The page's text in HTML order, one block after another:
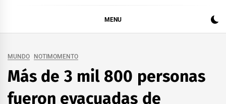
MENU
MUNDO NOTIMOMENTO
Más de 3 mil 800 personas
fueron evacuadas de